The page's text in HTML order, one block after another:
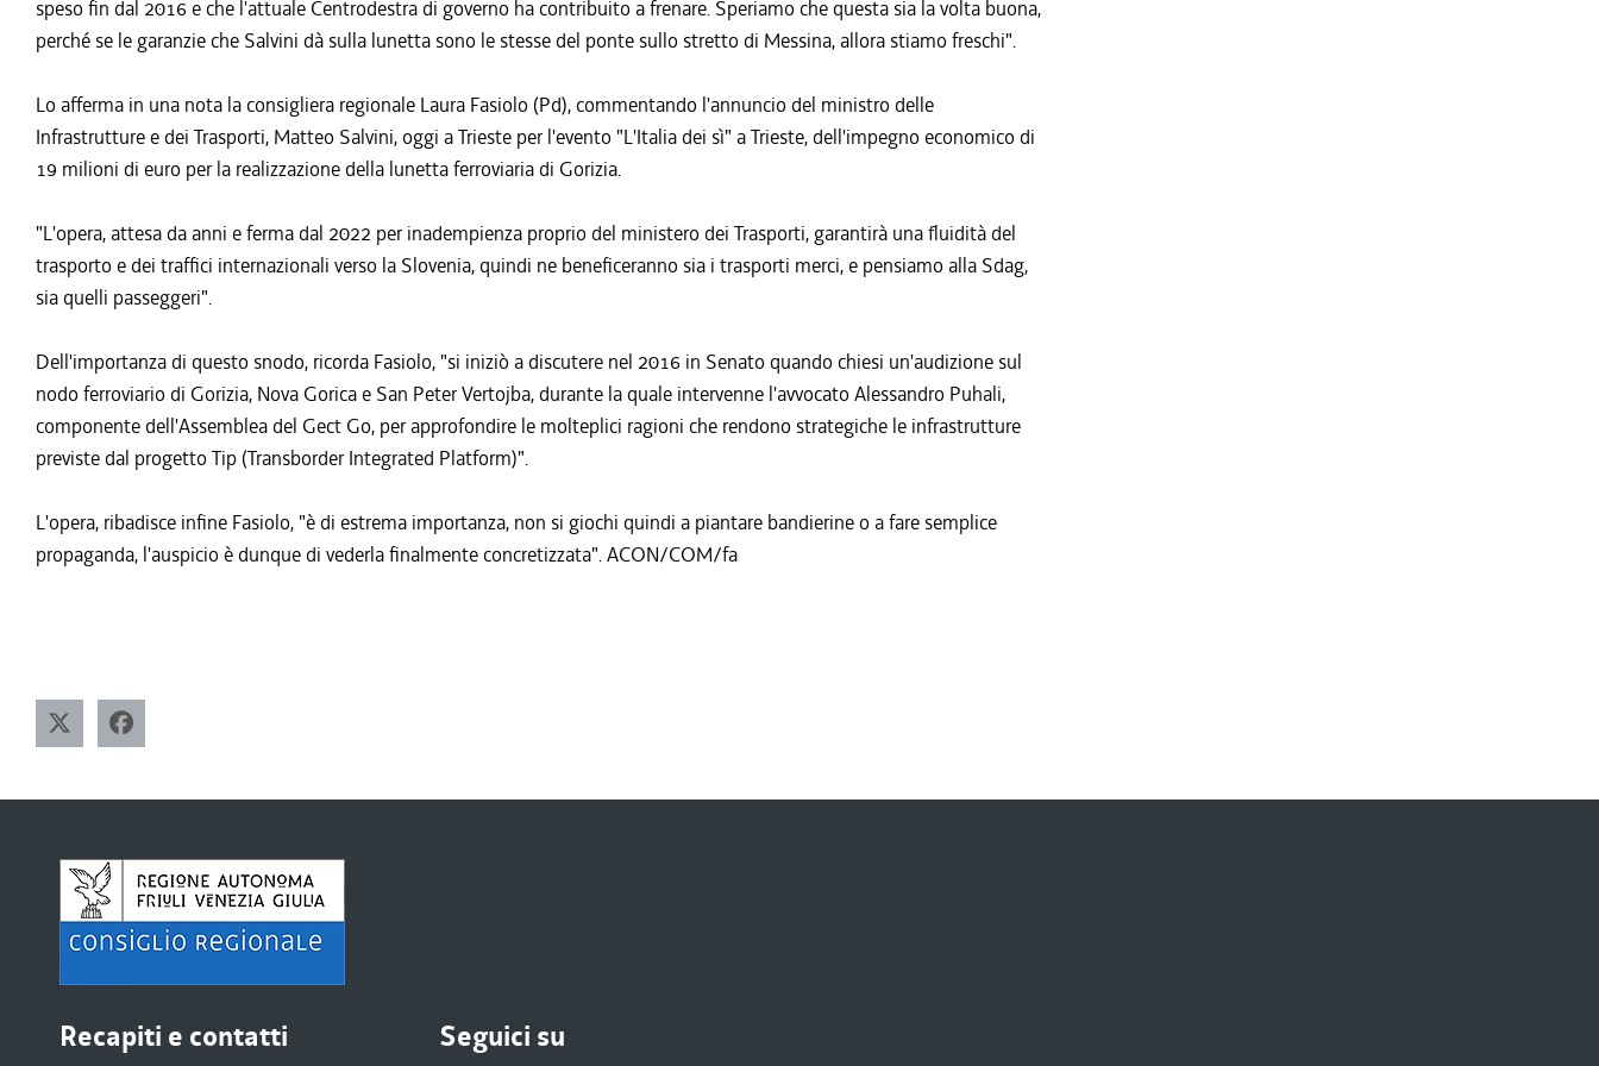
speso fin dal 2016 e che l'attuale Centrodestra di governo ha contribuito a frenare. Speriamo che questa sia la volta buona,
perché se le garanzie che Salvini dà sulla lunetta sono le stesse del ponte sullo stretto di Messina, allora stiamo freschi".
Lo afferma in una nota la consigliera regionale Laura Fasiolo (Pd), commentando l'annuncio del ministro delle
Infrastrutture e dei Trasporti, Matteo Salvini, oggi a Trieste per l'evento "L'Italia dei sì" a Trieste, dell'impegno economico di
19 milioni di euro per la realizzazione della lunetta ferroviaria di Gorizia.
"L'opera, attesa da anni e ferma dal 2022 per inadempienza proprio del ministero dei Trasporti, garantirà una fluidità del
trasporto e dei traffici internazionali verso la Slovenia, quindi ne beneficeranno sia i trasporti merci, e pensiamo alla Sdag,
sia quelli passeggeri".
Dell'importanza di questo snodo, ricorda Fasiolo, "si iniziò a discutere nel 2016 in Senato quando chiesi un'audizione sul
nodo ferroviario di Gorizia, Nova Gorica e San Peter Vertojba, durante la quale intervenne l'avvocato Alessandro Puhali,
componente dell'Assemblea del Gect Go, per approfondire le molteplici ragioni che rendono strategiche le infrastrutture
previste dal progetto Tip (Transborder Integrated Platform)".
L'opera, ribadisce infine Fasiolo, "è di estrema importanza, non si giochi quindi a piantare bandierine o a fare semplice
propaganda, l'auspicio è dunque di vederla finalmente concretizzata". ACON/COM/fa
Recapiti e contatti Seguici su